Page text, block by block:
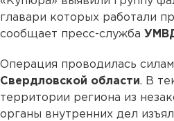
главари которых работали
сообщает пресс-служба
Операция проводилась
Свердловской области. В
территории региона из
органы внутренних дел